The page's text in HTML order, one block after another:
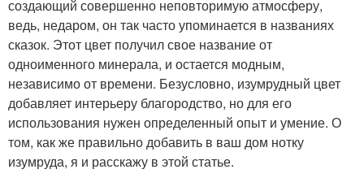
создающий совершенно неповторимую атмосферу,
ведь, недаром, он так часто упоминается в названиях
сказок. Этот цвет получил свое название от
одноименного минерала, и остается модным,
независимо от времени. Безусловно, изумрудный цвет
добавляет интерьеру благородство, но для его
использования нужен определенный опыт и умение. О
том, как же правильно добавить в ваш дом нотку
изумруда, я и расскажу в этой статье.